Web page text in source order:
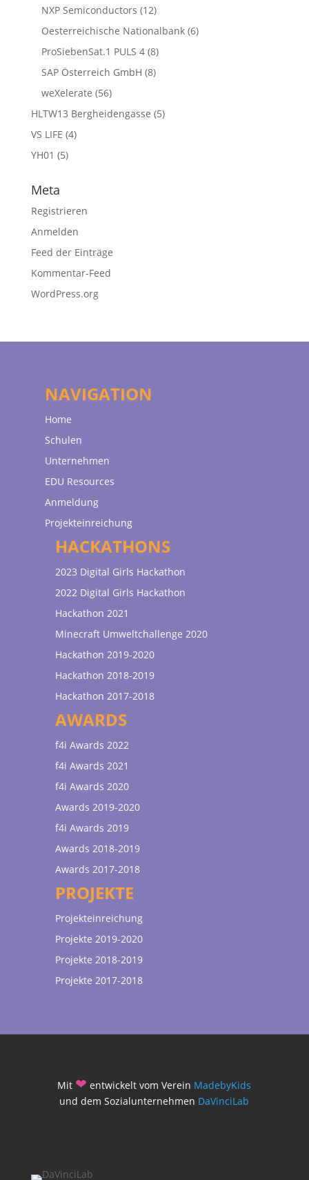
NXP Semiconductors (12)
Oesterreichische Nationalbank(6)
ProSiebenSat.1 PULS 4(8)
SAP Österreich GmbH (8)
weXelerate (56)
HLTW13 Bergheidengasse (5)
VS LIFE (4)
YH01 (5)
Meta
Registrieren
Anmelden
Feed der Einträge
Kommentar-Feed
WordPress.org
NAVIGATION
Home
Schulen
Unternehmen
EDU Resources
Anmeldung
Projekteinreichung
HACKATHONS
2023 Digital Girls Hackathon
2022 Digital Girls Hackathon
Hackathon 2021
Minecraft Umweltchallenge 2020
Hackathon 2019-2020
Hackathon 2018-2019
Hackathon 2017-2018
AWARDS
f4i Awards 2022
f4i Awards 2021
f4i Awards 2020
Awards 2019-2020
f4i Awards 2019
Awards 2018-2019
Awards 2017-2018
PROJEKTE
Projekteinreichung
Projekte 2019-2020
Projekte 2018-2019
Projekte 2017-2018
Mit ❤ entwickelt vom Verein MadebyKids
und dem Sozialunternehmen DaVinciLab